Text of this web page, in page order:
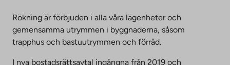
Rökning är förbjuden i alla våra lägenheter och
gemensamma utrymmen i byggnaderna, såsom
trapphus och bastuutrymmen och förråd.
I nya bostadsrättsavtal ingångna från 2019 och